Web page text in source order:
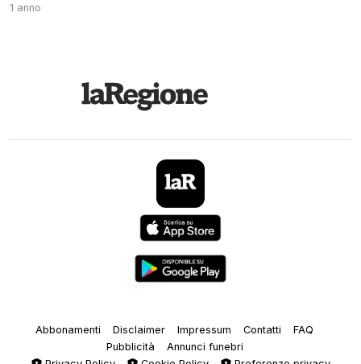
1 anno
Abbonamenti Disclaimer Impressum Contatti
FAQ
Pubblicità
Annunci funebri